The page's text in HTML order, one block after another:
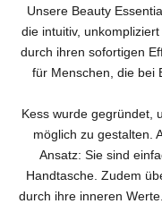
Unsere Beauty
die intuitiv,
durch ihren sofortigen
für Menschen, die bei
Kess wurde gegründet,
möglich zu gestalten.
Ansatz: Sie sind
Handtasche. Zudem
durch ihre inneren